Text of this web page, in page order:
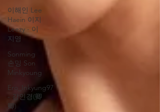
이해인 Lee
Haein 이지
Leezy - 이
지영
Sonming
손밍 Son
Minkyoung
Ero_Inkyung97
- 강인경(卿
卿)